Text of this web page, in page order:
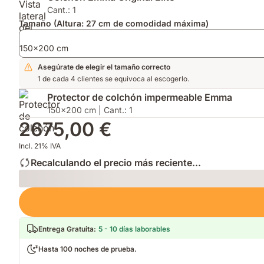
año
2026
por
su
innovación.
AirGrid®
para
mayor
transpirabilidad.
Cant.: 1
Tamaño (Altura: 27 cm de comodidad máxima)
150x200 cm
Asegúrate de elegir el tamaño correcto
1 de cada 4 clientes se equivoca al escogerlo.
Protector de colchón impermeable Emma
150x200 cm | Cant.: 1
2675,00 €
Incl. 21% IVA
Recalculando el precio más reciente...
Loading
Entrega Gratuita: 5 - 10 días laborables
Hasta 100 noches de prueba.